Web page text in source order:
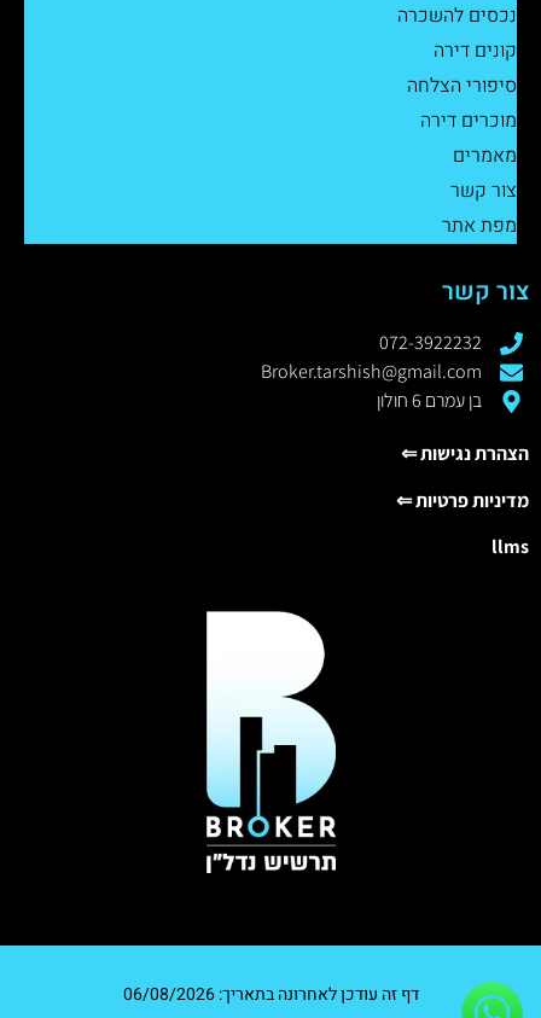
נכסים להשכרה
קונים דירה
סיפורי הצלחה
מוכרים דירה
מאמרים
צור קשר
מפת אתר
צור קשר
072-3922232
Broker.tarshish@gmail.com
בן עמרם 6 חולון
הצהרת נגישות ⇐
מדיניות פרטיות ⇐
llms
דף זה עודכן לאחרונה בתאריך: 06/08/2026